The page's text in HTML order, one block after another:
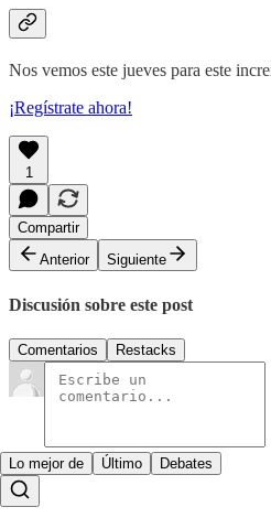
Nos vemos este jueves para este
¡Regístrate ahora!
1
Compartir
Anterior
Siguiente
Discusión sobre este post
Comentarios Restacks
Lo mejor de Último Debates